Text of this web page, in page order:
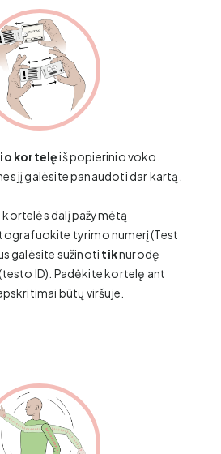
kortelęiš popierinio voko.
jį galėsite panaudoti dar kartą.
dalį pažymėtą
tyrimo numerį (Test
galėsite sužinoti tiknurodę
ID). Padėkite kortelę ant
būtų viršuje.